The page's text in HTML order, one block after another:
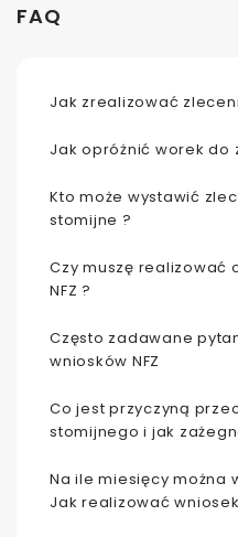
FAQ
Jak zrealizować
Jak opróżnić worek do
Kto może wystawić
stomijne ?
Czy muszę realizować
NFZ ?
Często zadawane
wniosków NFZ
Co jest przyczyną
stomijnego i jak
Na ile miesięcy można
Jak realizować